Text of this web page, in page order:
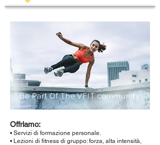
Be Part Of The VFIT community
Offriamo:
• Servizi di formazione personale.
• Lezioni di fitness di gruppo: forza, alta intensità,